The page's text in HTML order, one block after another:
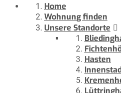
Home
Wohnung finden
Unsere Standorte
Hasten